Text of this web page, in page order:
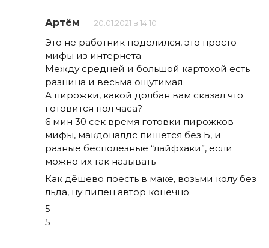
Артём 20.01.2021 в 14:10
Это не работник поделился, это просто
мифы из интернета
Между средней и большой картохой есть
разница и весьма ощутимая
А пирожки, какой долбан вам сказал что
готовится пол часа?
6 мин 30 сек время готовки пирожков
мифы, макдоналдс пишется без Ь, и
разные бесполезные “лайфхаки”, если
можно их так называть
Как дёшево поесть в маке, возьми колу без
льда, ну пипец автор конечно
5
5